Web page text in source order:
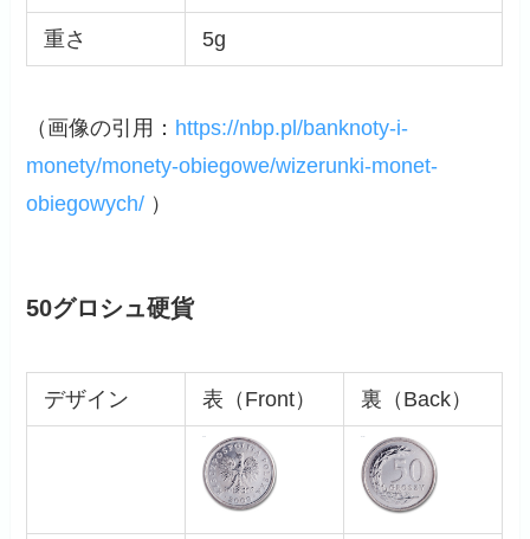
重さ 5g
（画像の引用： https://nbp.pl/banknoty-i-
monety/monety-obiegowe/wizerunki-monet-
obiegowych/ ）
50グロシュ硬貨
デザイン 表（Front） 裏（Back）